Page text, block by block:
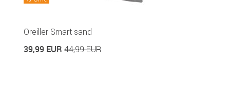
Oreiller Smart sand
39,99 EUR 44,99 EUR